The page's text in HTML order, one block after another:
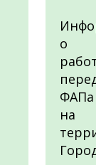
о
ФАПа
на